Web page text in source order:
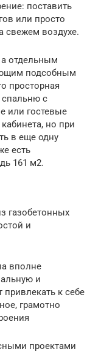
поставить
или просто
свежем воздухе.
а отдельным
подсобным
просторная
спальню с
или гостевые
но при
в еще одну
есть
161 м2.
газобетонных
и
вполне
и
привлекать к себе
грамотно
проектами